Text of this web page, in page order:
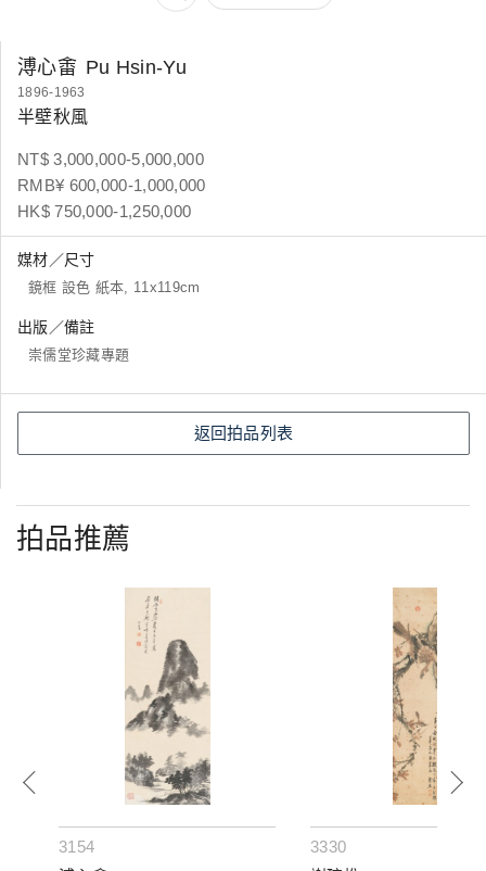
溥心畬 Pu Hsin-Yu
1896-1963
半壁秋風
NT$ 3,000,000-5,000,000
RMB¥ 600,000-1,000,000
HK$ 750,000-1,250,000
媒材／尺寸
鏡框 設色 紙本, 11x119cm
出版／備註
崇儒堂珍藏專題
返回拍品列表
拍品推薦
3154
3330